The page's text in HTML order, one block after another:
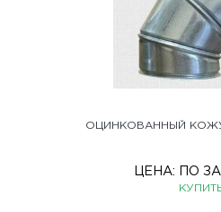
ОЦИНКОВАННЫЙ
ЦЕНА: ПО